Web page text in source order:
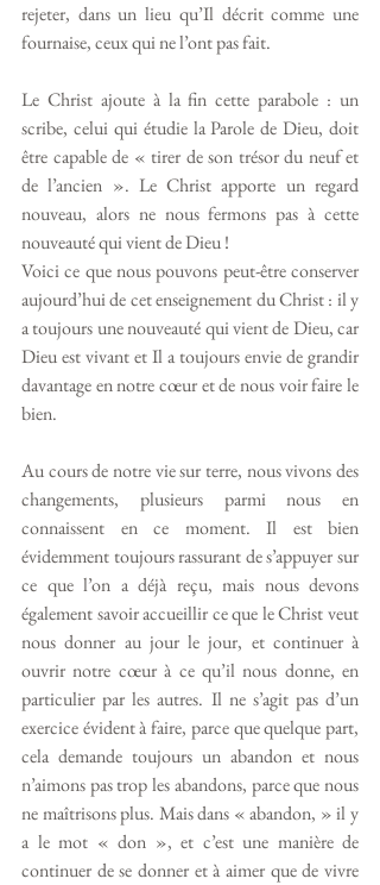
rejeter, dans un lieu qu’Il décrit comme une
fournaise, ceux qui ne l’ont pas fait.
Le Christ ajoute à la fin cette parabole : un
scribe, celui qui étudie la Parole de Dieu, doit
être capable de « tirer de son trésor du neuf et
de l’ancien ». Le Christ apporte un regard
nouveau, alors ne nous fermons pas à cette
nouveauté qui vient de Dieu !
Voici ce que nous pouvons peut-être conserver
aujourd’hui de cet enseignement du Christ : il y
a toujours une nouveauté qui vient de Dieu, car
Dieu est vivant et Il a toujours envie de grandir
davantage en notre cœur et de nous voir faire le
bien.
Au cours de notre vie sur terre, nous vivons des
changements, plusieurs parmi nous en
connaissent en ce moment. Il est bien
évidemment toujours rassurant de s’appuyer sur
ce que l’on a déjà reçu, mais nous devons
également savoir accueillir ce que le Christ veut
nous donner au jour le jour, et continuer à
ouvrir notre cœur à ce qu’il nous donne, en
particulier par les autres. Il ne s’agit pas d’un
exercice évident à faire, parce que quelque part,
cela demande toujours un abandon et nous
n’aimons pas trop les abandons, parce que nous
ne maîtrisons plus. Mais dans « abandon, » il y
a le mot « don », et c’est une manière de
continuer de se donner et à aimer que de vivre